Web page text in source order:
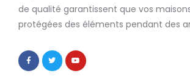
de qualité garantissent que vos
protégées des éléments pendant des